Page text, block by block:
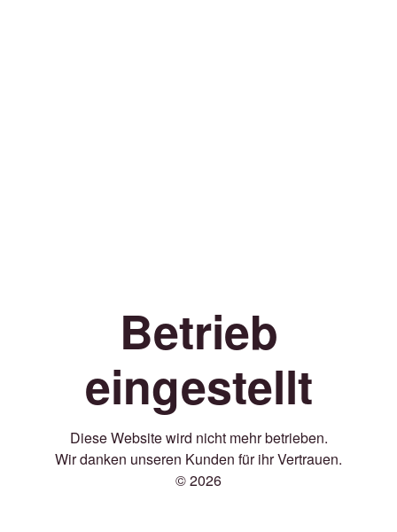
Betrieb
eingestellt
Diese Website wird nicht mehr betrieben.
Wir danken unseren Kunden für ihr Vertrauen.
© 2026